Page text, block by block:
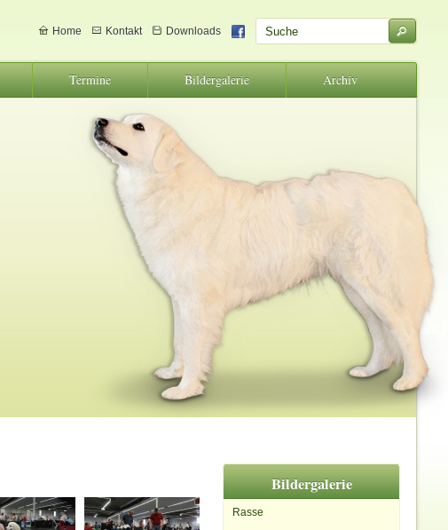
Home Kontakt Downloads
Termine Bildergalerie Archiv
Bildergalerie
Rasse